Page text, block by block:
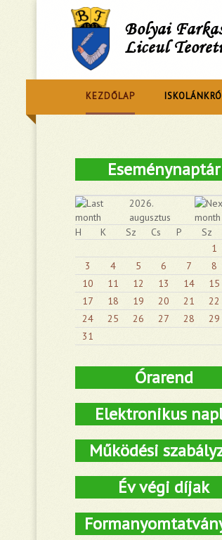
Bolyai
Liceul
KEZDŐLAP
Eseménynaptár
2026.
augusztus
H
K Sz Cs P Sz
1
3
4 5 6 7 8
10
11 12 13 14 15
17
18 19 20 21 22
24
25 26 27 28 29
31
Órarend
Elektronikus
Működési
Év végi díjak